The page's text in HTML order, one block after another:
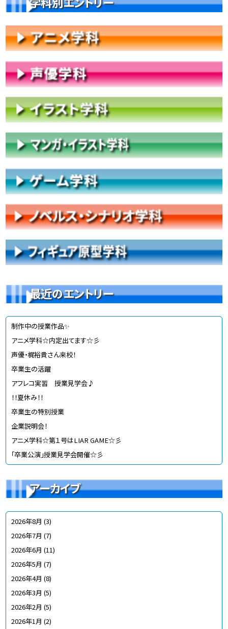
最近のエントリー
制作中の授業作品✨
アニメ学科☆内定出てます☆彡
声優・梶裕貴さん来校！
卒業生の活躍
アフレコ実習 授業見学会♪
！！夏休み！！
卒業生の特別授業
企業説明会！
アニメ学科☆第１号はLIAR GAME☆彡
「卒業公演」授業見学会開催☆彡
アーカイブ
2026年8月 (3)
2026年7月 (7)
2026年6月 (11)
2026年5月 (7)
2026年4月 (8)
2026年3月 (5)
2026年2月 (5)
2026年1月 (2)